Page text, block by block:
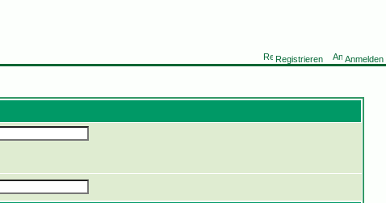
Registrieren Anmelden